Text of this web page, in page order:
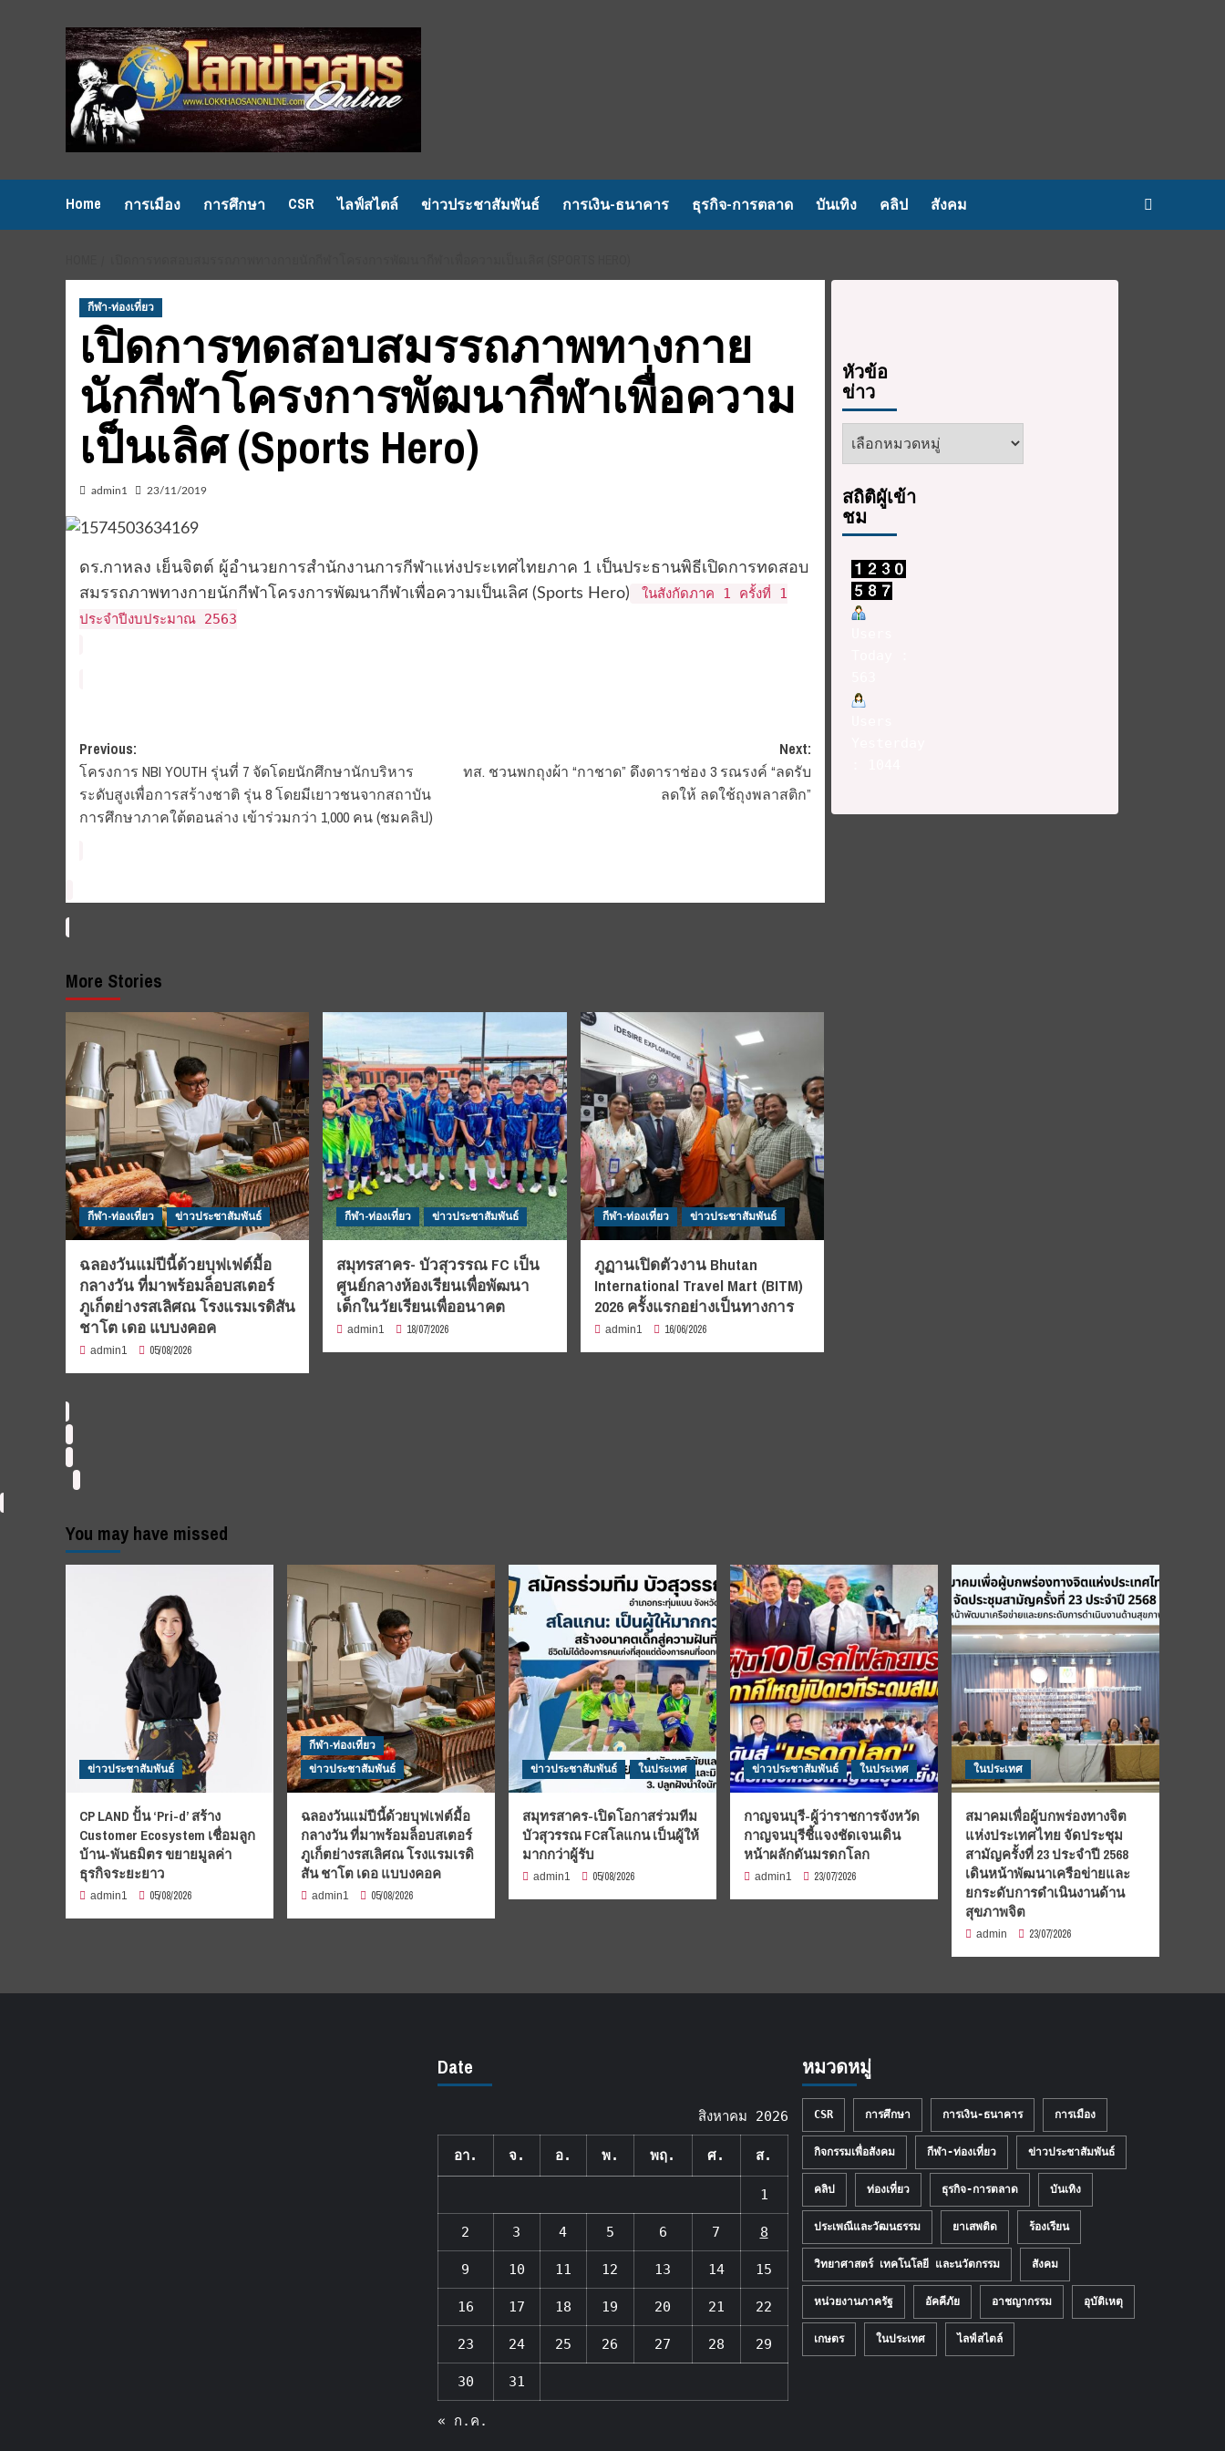
Home การเมือง การศึกษา CSR ไลฟ์สไตล์ ข่าวประชาสัมพันธ์ การเงิน-ธนาคาร ธุรกิจ-การตลาด บันเทิง คลิป สังคม
กีฬา-ท่องเที่ยว
เปิดการทดสอบสมรรถภาพทางกาย
นักกีฬาโครงการพัฒนากีฬาเพื่อความ
เป็นเลิศ (Sports Hero)
admin1 23/11/2019
ดร.กาหลง เย็นจิตต์ ผู้อำนวยการสำนักงานการกีฬาแห่งประเทศไทยภาค 1 เป็นประธานพิธีเปิดการทดสอบ
สมรรถภาพทางกายนักกีฬาโครงการพัฒนากีฬาเพื่อความเป็นเลิศ (Sports Hero)
ในสังกัดภาค 1 ครั้งที่ 1
ประจำปีงบประมาณ 2563
Post
navigation
Previous:
โครงการ NBI YOUTH รุ่นที่ 7 จัดโดยนักศึกษานักบริหาร
ระดับสูงเพื่อการสร้างชาติ รุ่น 8 โดยมีเยาวชนจากสถาบัน
การศึกษาภาคใต้ตอนล่าง เข้าร่วมกว่า 1,000 คน (ชมคลิป)
Next:
ทส. ชวนพกถุงผ้า “กาชาด” ดึงดาราช่อง 3 รณรงค์ “ลดรับ
ลดให้ ลดใช้ถุงพลาสติก”
More Stories
กีฬา-ท่องเที่ยว ข่าวประชาสัมพันธ์
ฉลองวันแม่ปีนี้ด้วยบุฟเฟต์มื้อ
กลางวัน ที่มาพร้อมล็อบสเตอร์
ภูเก็ตย่างรสเลิศณ โรงแรมเรดิสัน
ชาโต เดอ แบบงคอค
admin1 05/08/2026
กีฬา-ท่องเที่ยว ข่าวประชาสัมพันธ์
สมุทรสาคร- บัวสุวรรณ FC เป็น
ศูนย์กลางห้องเรียนเพื่อพัฒนา
เด็กในวัยเรียนเพื่ออนาคต
admin1 18/07/2026
กีฬา-ท่องเที่ยว ข่าวประชาสัมพันธ์
ภูฏานเปิดตัวงาน Bhutan
International Travel Mart (BITM)
2026 ครั้งแรกอย่างเป็นทางการ
admin1 16/06/2026
หัวข้อ
ข่าว
หัวข้อ
สถิติผูัเข้า
ชม
You may have missed
ข่าวประชาสัมพันธ์
CP LAND ปั้น ‘Pri-d’ สร้าง
Customer Ecosystem เชื่อมลูก
บ้าน-พันธมิตร ขยายมูลค่า
ธุรกิจระยะยาว
admin1 05/08/2026
กีฬา-ท่องเที่ยว
ข่าวประชาสัมพันธ์
ฉลองวันแม่ปีนี้ด้วยบุฟเฟต์มื้อ
กลางวัน ที่มาพร้อมล็อบสเตอร์
ภูเก็ตย่างรสเลิศณ โรงแรมเรดิ
สัน ชาโต เดอ แบบงคอค
admin1 05/08/2026
ข่าวประชาสัมพันธ์ ในประเทศ
สมุทรสาคร-เปิดโอกาสร่วมทีม
บัวสุวรรณ FCสโลแกน เป็นผู้ให้
มากกว่าผู้รับ
admin1 05/08/2026
ข่าวประชาสัมพันธ์ ในประเทศ
กาญจนบุรี-ผู้ว่าราชการจังหวัด
กาญจนบุรีชี้แจงชัดเจนเดิน
หน้าผลักดันมรดกโลก
admin1 23/07/2026
ในประเทศ
สมาคมเพื่อผู้บกพร่องทางจิต
แห่งประเทศไทย จัดประชุม
สามัญครั้งที่ 23 ประจำปี 2568
เดินหน้าพัฒนาเครือข่ายและ
ยกระดับการดำเนินงานด้าน
สุขภาพจิต
admin 23/07/2026
Date
สิงหาคม 2026
อา. จ. อ. พ. พฤ. ศ. ส.
1
2 3 4 5 6 7 8
9 10 11 12 13 14 15
16 17 18 19 20 21 22
23 24 25 26 27 28 29
30 31
« ก.ค.
หมวดหมู่
CSR การศึกษา การเงิน-ธนาคาร การเมือง
กิจกรรมเพื่อสังคม กีฬา-ท่องเที่ยว ข่าวประชาสัมพันธ์
คลิป ท่องเที่ยว ธุรกิจ-การตลาด บันเทิง
ประเพณีและวัฒนธรรม ยาเสพติด ร้องเรียน
วิทยาศาสตร์ เทคโนโลยี และนวัตกรรม สังคม
หน่วยงานภาครัฐ อัคคีภัย อาชญากรรม อุบัติเหตุ
เกษตร ในประเทศ ไลฟ์สไตล์